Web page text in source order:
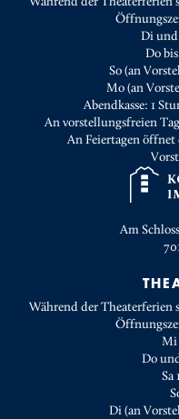
Di und
Do
So (an
Mo (an
Abendkasse: 1
An vorstellungsfreien
An Feiertagen öffnet
Am
Während der Theaterferien
Mi
Do
Sa
Di (an